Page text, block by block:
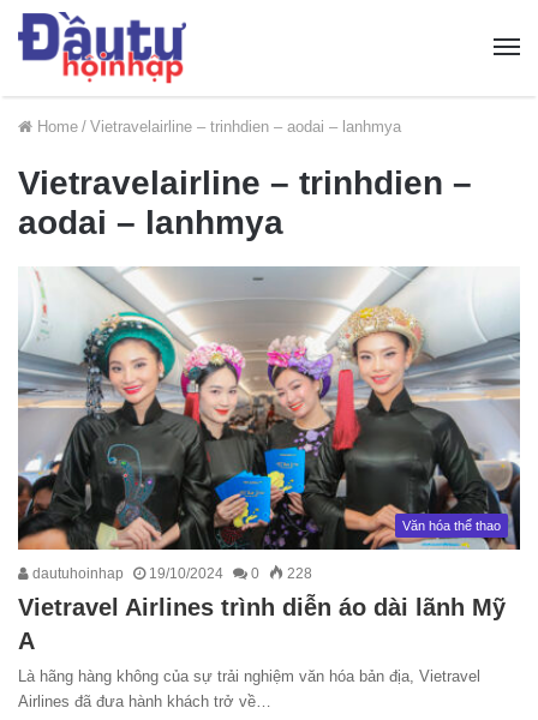
Home / Vietravelairline – trinhdien – aodai – lanhmya
Vietravelairline – trinhdien –
aodai – lanhmya
Văn hóa thể thao
dautuhoinhap 19/10/2024 0 228
Vietravel Airlines trình diễn áo dài lãnh Mỹ
A
Là hãng hàng không của sự trải nghiệm văn hóa bản địa, Vietravel
Airlines đã đưa hành khách trở về…